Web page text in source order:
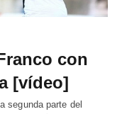
con
[vídeo]
segunda parte del